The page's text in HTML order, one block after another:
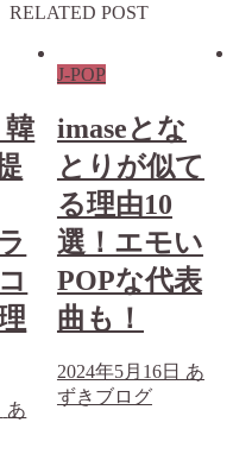
RELATED POST
J-POP
紅白歌合
戦、視聴率
低迷の理由
とその背景
2025年1月3日 あず
きブログ